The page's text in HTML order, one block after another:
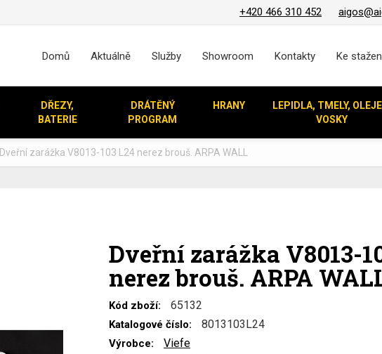
+420 466 310 452
Domů Aktuálně Služby Showroom Kontakty Ke
DŘEZY,
BATERIE
DRÁTĚNÝ
PROGRAM
HRANY
LEPIDLA, TMELY,
VOSKY
Dveřní zarážka V8013-103 L24 nerez brouš. ARPA WALL
Dveřní zarážka V8013-
nerez brouš. ARPA
Kód zboží: 65132
Katalogové číslo: 8013103L24
Výrobce: Viefe